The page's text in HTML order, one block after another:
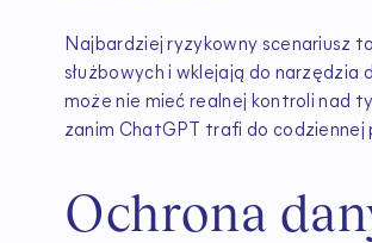
Najbardziej ryzykowny scenariusz
służbowych i wklejają do
może nie mieć realnej kontroli nad
zanim ChatGPT trafi do codziennej
Ochrona